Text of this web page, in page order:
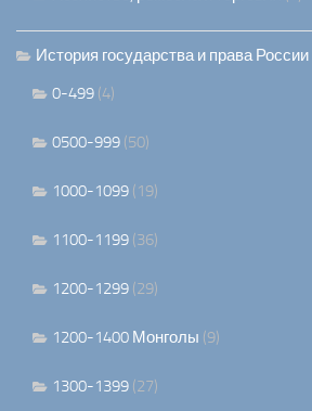
История государства и права России
0-499 (4)
0500-999 (50)
1000-1099 (19)
1100-1199 (36)
1200-1299 (29)
1200-1400 Монголы (9)
1300-1399 (27)